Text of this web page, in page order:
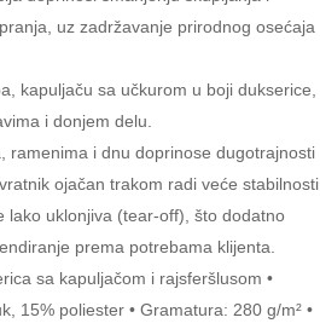
uz zadržavanje prirodnog osećaja
kapuljaču sa učkurom u boji dukserice,
i donjem delu.
ramenima i dnu doprinose dugotrajnosti
ojačan trakom radi veće stabilnosti
lako uklonjiva (tear-off), što dodatno
prema potrebama klijenta.
sa kapuljačom i rajsferšlusom •
15% poliester • Gramatura: 280 g/m² •